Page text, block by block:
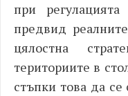
при
предвид
цялостна
териториите в
стъпки това да се